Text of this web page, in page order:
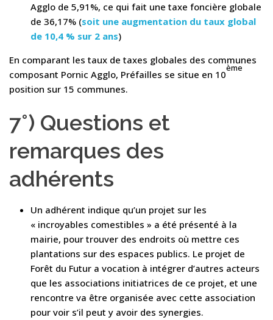
Agglo de 5,91%, ce qui fait une taxe foncière globale
de 36,17% (soit une augmentation du taux global
de 10,4 % sur 2 ans)
En comparant les taux de taxes globales des communes
composant Pornic Agglo, Préfailles se situe en 10
ème
position sur 15 communes.
7°) Questions et
remarques des
adhérents
Un adhérent indique qu’un projet sur les
« incroyables comestibles » a été présenté à la
mairie, pour trouver des endroits où mettre ces
plantations sur des espaces publics. Le projet de
Forêt du Futur a vocation à intégrer d’autres acteurs
que les associations initiatrices de ce projet, et une
rencontre va être organisée avec cette association
pour voir s’il peut y avoir des synergies.